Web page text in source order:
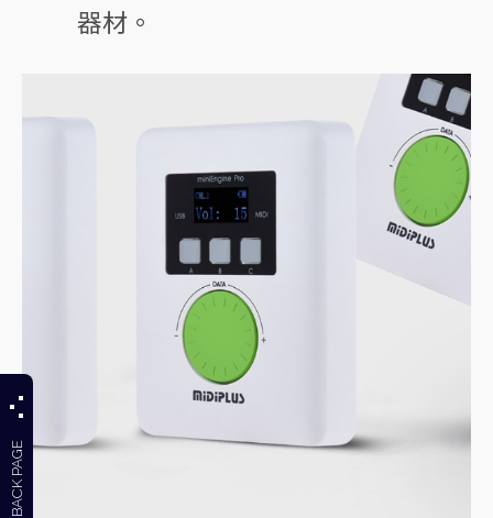
BACK PAGE
器材。